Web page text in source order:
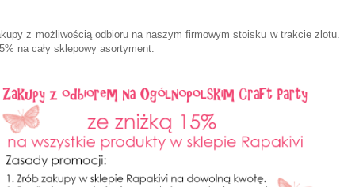
z możliwością odbioru na naszym firmowym stoisku w trakcie zlotu.
na cały sklepowy asortyment.